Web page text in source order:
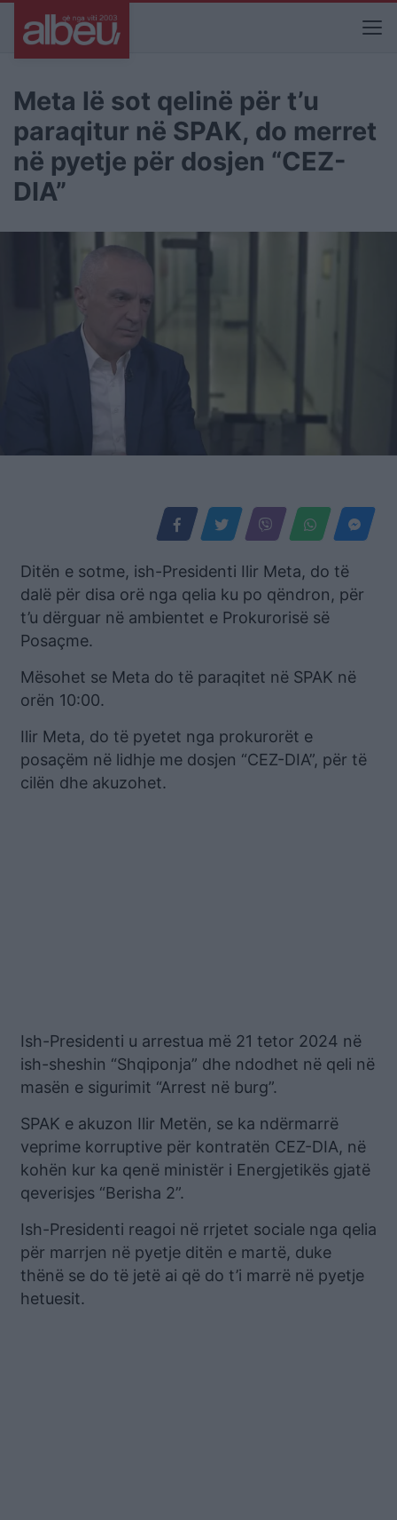
Meta lë sot qelinë për t’u
paraqitur në SPAK, do merret
në pyetje për dosjen “CEZ-
DIA”
Ditën e sotme, ish-Presidenti Ilir Meta, do të
dalë për disa orë nga qelia ku po qëndron, për
t’u dërguar në ambientet e Prokurorisë së
Posaçme.
Mësohet se Meta do të paraqitet në SPAK në
orën 10:00.
Ilir Meta, do të pyetet nga prokurorët e
posaçëm në lidhje me dosjen “CEZ-DIA”, për të
cilën dhe akuzohet.
Ish-Presidenti u arrestua më 21 tetor 2024 në
ish-sheshin “Shqiponja” dhe ndodhet në qeli në
masën e sigurimit “Arrest në burg”.
SPAK e akuzon Ilir Metën, se ka ndërmarrë
veprime korruptive për kontratën CEZ-DIA, në
kohën kur ka qenë ministër i Energjetikës gjatë
qeverisjes “Berisha 2”.
Ish-Presidenti reagoi në rrjetet sociale nga qelia
për marrjen në pyetje ditën e martë, duke
thënë se do të jetë ai që do t’i marrë në pyetje
hetuesit.